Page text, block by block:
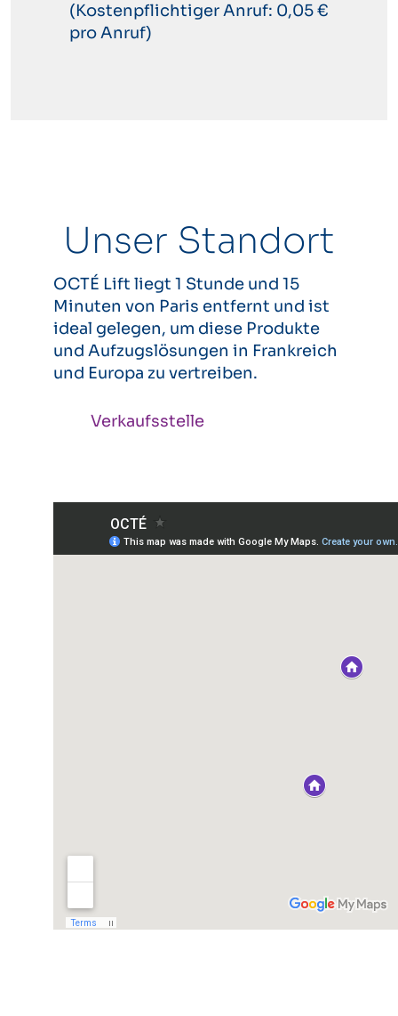
(Kostenpflichtiger Anruf: 0,05 €
pro Anruf)
Unser Standort
OCTÉ Lift liegt 1 Stunde und 15
Minuten von Paris entfernt und ist
ideal gelegen, um diese Produkte
und Aufzugslösungen in Frankreich
und Europa zu vertreiben.
Verkaufsstelle